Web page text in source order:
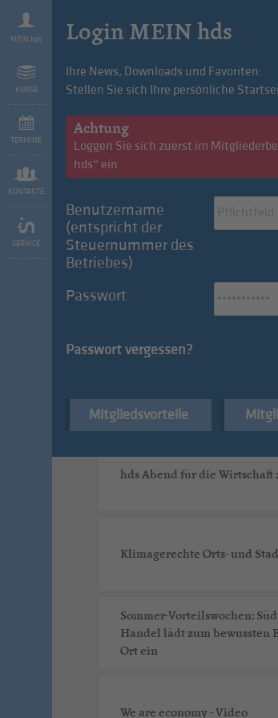
MEIN hds
KURSE
TERMINE
KONTAKTE
SERVICE
Login MEIN hds
Ihre News, Downloads und Favoriten:
Stellen Sie sich Ihre persönliche
Achtung
Loggen Sie sich zuerst im
hds“ ein
Benutzername
(entspricht der
Steuernummer des
Betriebes)
Passwort
Passwort vergessen?
Mitgliedsvorteile
we are hds
Konvention des Monats:
Online-Sichtbarkeit für alle
hds Abend für die Wirtschaft
Klimagerechte Orts- und
Sommer-Vorteilswochen:
Handel lädt zum bewussten
Ort ein
We are economy - Video